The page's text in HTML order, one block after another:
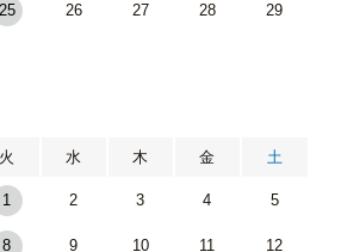
25 26 27 28 29
火 水 木 金 土
1 2 3 4 5
8 9 10 11 12